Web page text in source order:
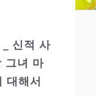
신적 사
그녀 마
대해서